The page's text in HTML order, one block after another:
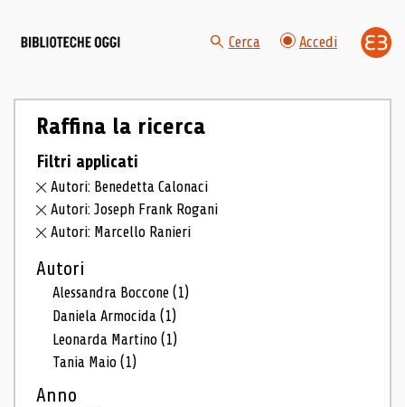
Cerca Accedi
Raffina la ricerca
Filtri applicati
Autori: Benedetta Calonaci
Autori: Joseph Frank Rogani
Autori: Marcello Ranieri
Autori
Alessandra Boccone(1)
Daniela Armocida(1)
Leonarda Martino(1)
Tania Maio(1)
Anno